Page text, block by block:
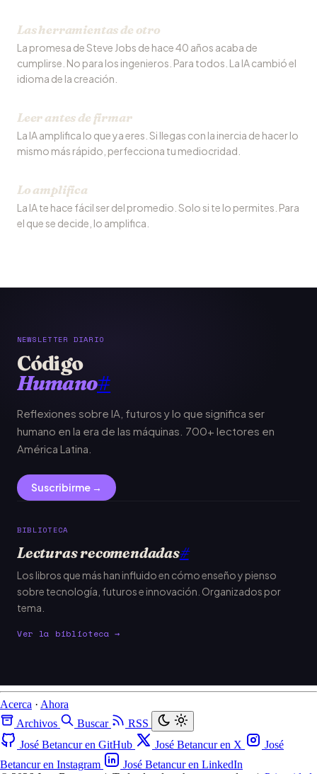
Las herramientas de otro
La promesa de Steve Jobs de hace 40 años acaba de
cumplirse. No para los ingenieros. Para todos. La IA cambió el
idioma de la creación.
Leer antes de firmar
La IA amplifica lo que ya eres. Si llegas con la inercia de hacer lo
mismo más rápido, perfecciona tu mediocridad.
Lo amplifica
La IA te hace fácil ser del promedio. Solo si te lo permites. Para
el que se decide, lo amplifica.
NEWSLETTER DIARIO
Código
Humano#
Reflexiones sobre IA, futuros y lo que significa ser
humano en la era de las máquinas. 700+ lectores en
América Latina.
Suscribirme →
BIBLIOTECA
Lecturas recomendadas#
Los libros que más han influido en cómo enseño y pienso
sobre tecnología, futuros e innovación. Organizados por
tema.
Ver la biblioteca →
Acerca · Ahora
Archivos
Buscar
RSS
José Betancur en GitHub
José Betancur en X
José
Betancur en Instagram
José Betancur en LinkedIn